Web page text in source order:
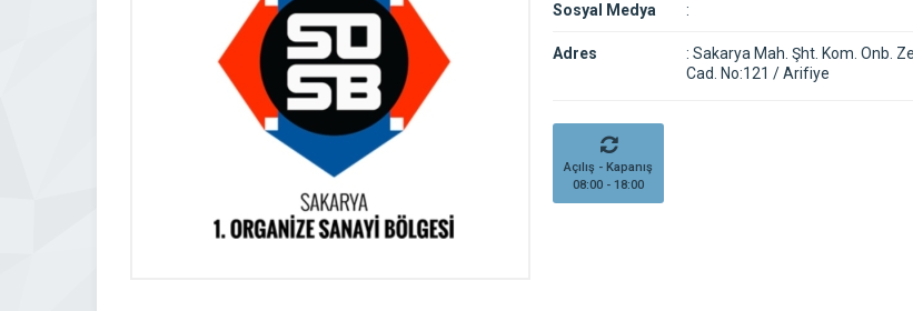
Sosyal Medya :
Adres : Sakarya Mah. Şht. Kom. Onb.
Cad. No:121 / Arifiye
Açılış - Kapanış
08:00 - 18:00